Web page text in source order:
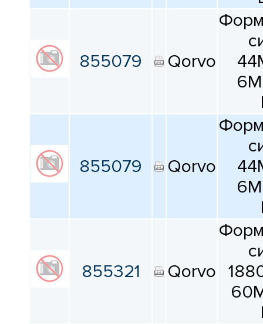
855079 Qorvo
855079 Qorvo
855321 Qorvo